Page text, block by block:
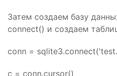
Затем создаем базу
connect() и создаем
conn =
c = conn.cursor()